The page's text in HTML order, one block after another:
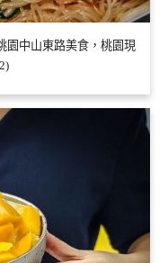
園中山東路美食，桃園現